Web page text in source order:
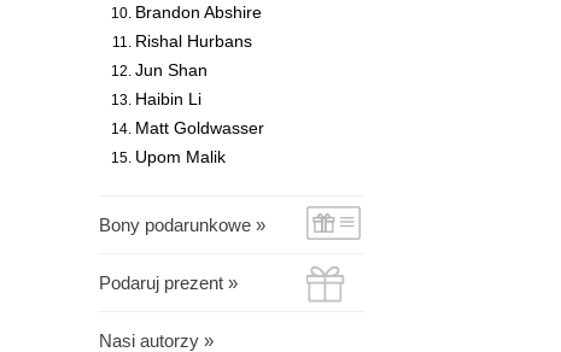
Brandon Abshire
Rishal Hurbans
Jun Shan
Haibin Li
Matt Goldwasser
Upom Malik
Bony podarunkowe »
Podaruj prezent »
Nasi autorzy »